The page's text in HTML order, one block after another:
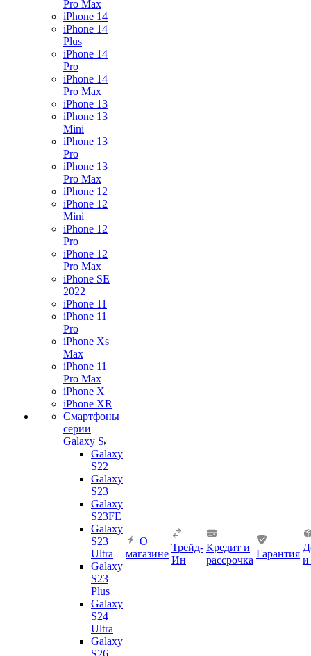
Pro Max
iPhone 14
iPhone 14
Plus
iPhone 14
Pro
iPhone 14
Pro Max
iPhone 13
iPhone 13
Mini
iPhone 13
Pro
iPhone 13
Pro Max
iPhone 12
iPhone 12
Mini
iPhone 12
Pro
iPhone 12
Pro Max
iPhone SE
2022
iPhone 11
iPhone 11
Pro
iPhone Xs
Max
iPhone 11
Pro Max
iPhone X
iPhone XR
Смартфоны
серии
Galaxy S
Galaxy
S22
Galaxy
S23
Galaxy
S23FE
Galaxy
S23
Ultra
Galaxy
S23
Plus
Galaxy
S24
Ultra
Galaxy
S26
О
магазине
Трейд-
Ин
Кредит и
рассрочка
Гарантия
и